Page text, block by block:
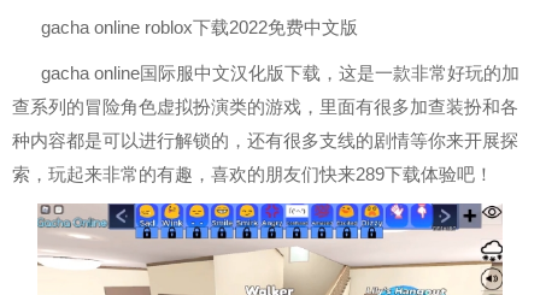
gacha online roblox下载2022免费中文版
gacha online国际服中文汉化版下载，这是一款非常好玩的加
查系列的冒险角色虚拟扮演类的游戏，里面有很多加查装扮和各
种内容都是可以进行解锁的，还有很多支线的剧情等你来开展探
索，玩起来非常的有趣，喜欢的朋友们快来289下载体验吧！